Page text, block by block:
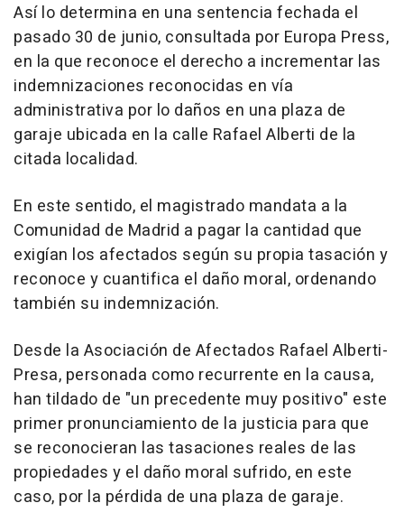
Así lo determina en una sentencia fechada el
pasado 30 de junio, consultada por Europa Press,
en la que reconoce el derecho a incrementar las
indemnizaciones reconocidas en vía
administrativa por lo daños en una plaza de
garaje ubicada en la calle Rafael Alberti de la
citada localidad.
En este sentido, el magistrado mandata a la
Comunidad de Madrid a pagar la cantidad que
exigían los afectados según su propia tasación y
reconoce y cuantifica el daño moral, ordenando
también su indemnización.
Desde la Asociación de Afectados Rafael Alberti-
Presa, personada como recurrente en la causa,
han tildado de "un precedente muy positivo" este
primer pronunciamiento de la justicia para que
se reconocieran las tasaciones reales de las
propiedades y el daño moral sufrido, en este
caso, por la pérdida de una plaza de garaje.